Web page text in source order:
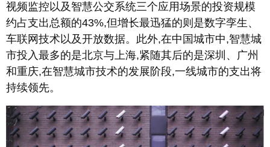
视频监控以及智慧公交系统三个应用场景的投资规模
约占支出总额的43%,但增长最迅猛的则是数字孪生、
车联网技术以及开放数据。此外,在中国城市中,智慧城
市投入最多的是北京与上海,紧随其后的是深圳、广州
和重庆,在智慧城市技术的发展阶段,一线城市的支出将
持续领先。